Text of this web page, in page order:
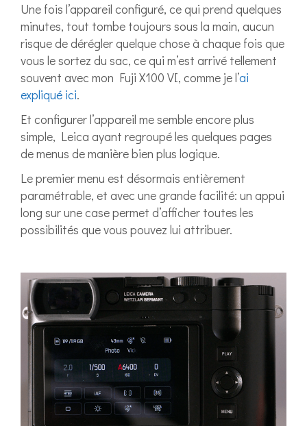
Une fois l’appareil configuré, ce qui prend quelques
minutes, tout tombe toujours sous la main, aucun
risque de dérégler quelque chose à chaque fois que
vous le sortez du sac, ce qui m’est arrivé tellement
souvent avec mon Fuji X100 VI, comme je l’ai
expliqué ici.
Et configurer l’appareil me semble encore plus
simple, Leica ayant regroupé les quelques pages
de menus de manière bien plus logique.
Le premier menu est désormais entièrement
paramétrable, et avec une grande facilité: un appui
long sur une case permet d’afficher toutes les
possibilités que vous pouvez lui attribuer.